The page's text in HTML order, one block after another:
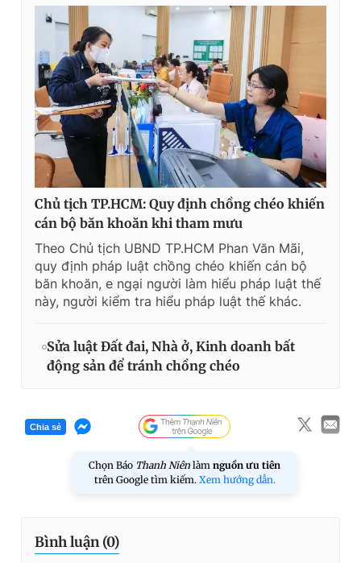
Chủ tịch TP.HCM: Quy định chồng chéo khiến
cán bộ băn khoăn khi tham mưu
Theo Chủ tịch UBND TP.HCM Phan Văn Mãi,
quy định pháp luật chồng chéo khiến cán bộ
băn khoăn, e ngại người làm hiểu pháp luật thế
này, người kiểm tra hiểu pháp luật thế khác.
Sửa luật Đất đai, Nhà ở, Kinh doanh bất
động sản để tránh chồng chéo
Chia sẻ
Chọn Báo Thanh Niên làm nguồn ưu tiên
trên Google tìm kiếm. Xem hướng dẫn.
Bình luận (0)